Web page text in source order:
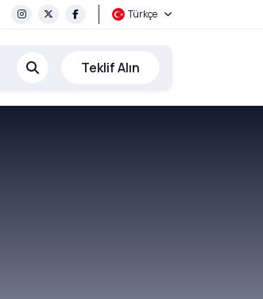
Türkçe
Teklif Alın